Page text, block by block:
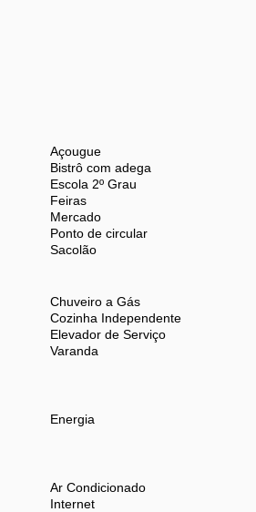
Açougue
Bistrô com adega
Escola 2º Grau
Feiras
Mercado
Ponto de circular
Sacolão
Chuveiro a Gás
Cozinha Independente
Elevador de Serviço
Varanda
Energia
Ar Condicionado
Internet